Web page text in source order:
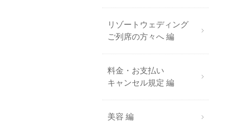
リゾートウェディング
ご列席の方々へ 編
料金・お支払い
キャンセル規定 編
美容 編